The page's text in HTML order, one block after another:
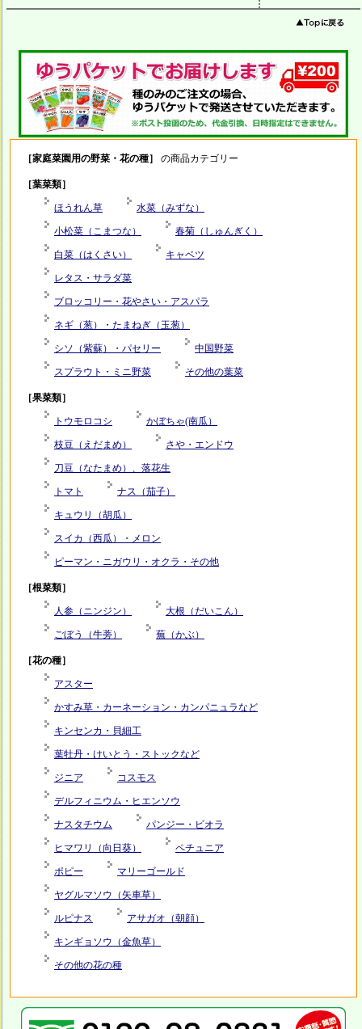
［家庭菜園用の野菜・花の種］ の商品カテゴリー
［葉菜類］
ほうれん草 水菜（みずな）
小松菜（こまつな） 春菊（しゅんぎく）
白菜（はくさい） キャベツ
レタス・サラダ菜
ブロッコリー・花やさい・アスパラ
ネギ（葱）・たまねぎ（玉葱）
シソ（紫蘇）・パセリー 中国野菜
スプラウト・ミニ野菜 その他の葉菜
［果菜類］
トウモロコシ かぼちゃ(南瓜）
枝豆（えだまめ） さや・エンドウ
刀豆（なたまめ）、落花生
トマト ナス（茄子）
キュウリ（胡瓜）
スイカ（西瓜）・メロン
ピーマン・ニガウリ・オクラ・その他
［根菜類］
人参（ニンジン） 大根（だいこん）
ごぼう（牛蒡） 蕪（かぶ）
［花の種］
アスター
かすみ草・カーネーション・カンパニュラなど
キンセンカ・貝細工
葉牡丹・けいとう・ストックなど
ジニア コスモス
デルフィニウム・ヒエンソウ
ナスタチウム パンジー・ビオラ
ヒマワリ（向日葵） ペチュニア
ポピー マリーゴールド
ヤグルマソウ（矢車草）
ルピナス アサガオ（朝顔）
キンギョソウ（金魚草）
その他の花の種